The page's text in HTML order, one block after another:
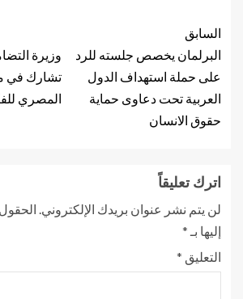
السابق
البرلمان يخصص جلسته للرد
على حملة استهداف الدول
العربية تحت دعاوى حماية
حقوق الانسان
وزيرة
تشارك في
المصري
اترك تعليقاً
لن يتم نشر عنوان بريدك الإلكتروني.
إليها بـ *
التعليق *